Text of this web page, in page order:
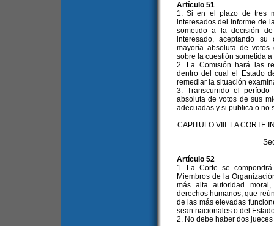
Artículo 51
1. Si en el plazo de tres
interesados del informe de
sometido a la decisión
interesado, aceptando
mayoría absoluta de
sobre la cuestión sometida
2. La Comisión hará las
dentro del cual el Estado
remediar la situación
3. Transcurrido el
absoluta de votos de sus
adecuadas y si publica o no
CAPITULO VIII LA CORTE
Artículo 52
1. La Corte se
Miembros de la
más alta autoridad
derechos humanos, que
de las más elevadas
sean nacionales o del
2. No debe haber dos